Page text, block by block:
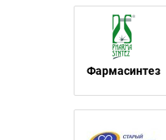
Фармасинтез